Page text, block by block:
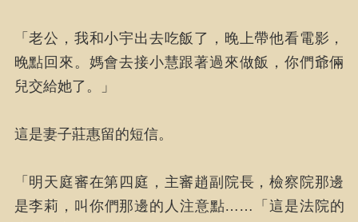
「老公，我和小宇出去吃飯了，晚上帶他看電影，
晚點回來。媽會去接小慧跟著過來做飯，你們爺倆
兒交給她了。」
這是妻子莊惠留的短信。
「明天庭審在第四庭，主審趙副院長，檢察院那邊
是李莉，叫你們那邊的人注意點……「這是法院的